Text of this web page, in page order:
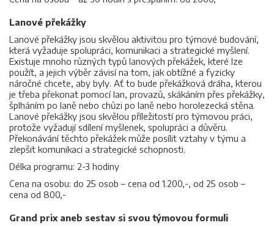
Lanové překážky
Lanové překážky jsou skvělou aktivitou pro týmové budování,
která vyžaduje spolupráci, komunikaci a strategické myšlení.
Existuje mnoho různých typů lanových překážek, které lze
použít, a jejich výběr závisí na tom, jak obtížné a fyzicky
náročné chcete, aby byly. Ať to bude překážková dráha, kterou
je třeba překonat pomocí lan, provazů, skákáním přes překážky,
šplháním po laně nebo chůzi po laně nebo horolezecká stěna.
Lanové překážky jsou skvělou příležitostí pro týmovou práci,
protože vyžadují sdílení myšlenek, spolupráci a důvěru.
Překonávání těchto překážek může posílit vztahy v týmu a
zlepšit komunikaci a strategické schopnosti.
Délka programu: 2-3 hodiny
Cena na osobu: do 25 osob – cena od 1.200,-, od 25 osob –
cena od 800,-
Grand prix aneb sestav si svou týmovou formuli